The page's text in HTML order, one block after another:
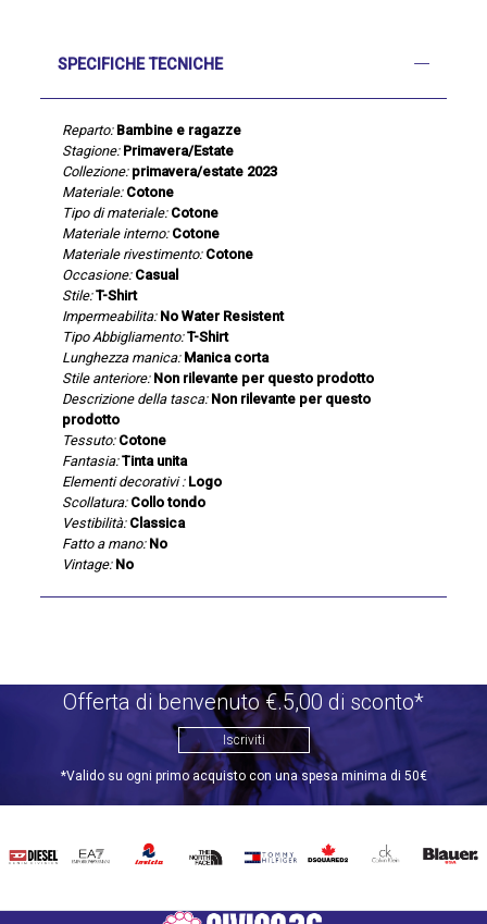
SPECIFICHE TECNICHE
Reparto: Bambine e ragazze
Stagione: Primavera/Estate
Collezione: primavera/estate 2023
Materiale: Cotone
Tipo di materiale: Cotone
Materiale interno: Cotone
Materiale rivestimento: Cotone
Occasione: Casual
Stile: T-Shirt
Impermeabilita: No Water Resistent
Tipo Abbigliamento: T-Shirt
Lunghezza manica: Manica corta
Stile anteriore: Non rilevante per questo prodotto
Descrizione della tasca: Non rilevante per questo
prodotto
Tessuto: Cotone
Fantasia: Tinta unita
Elementi decorativi : Logo
Scollatura: Collo tondo
Vestibilità: Classica
Fatto a mano: No
Vintage: No
Offerta di benvenuto €.5,00 di sconto*
Iscriviti
*Valido su ogni primo acquisto con una spesa minima di 50€
DIESEL EA7 INVICTATHE
TOMMY
DSQUARED2
CALVIN BLAUER